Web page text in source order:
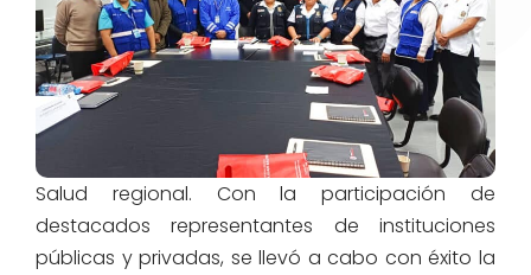
Salud regional. Con la participación de
destacados representantes de instituciones
públicas y privadas, se llevó a cabo con éxito la